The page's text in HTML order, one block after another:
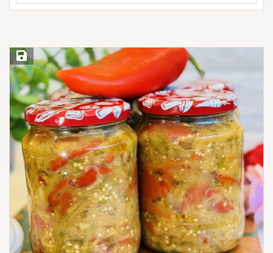
Save Recipe